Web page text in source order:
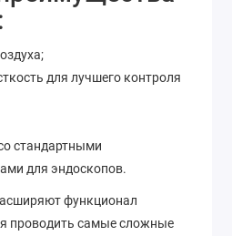
для лучшего контроля
стандартными
для эндоскопов.
функционал
проводить самые сложные